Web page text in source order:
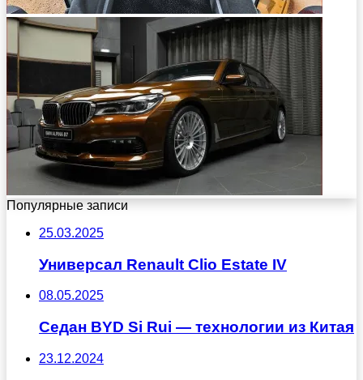
Популярные записи
25.03.2025
Универсал Renault Clio Estate IV
08.05.2025
Седан BYD Si Rui — технологии из Китая
23.12.2024